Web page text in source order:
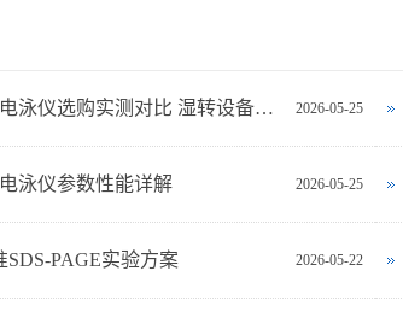
2026-05-25
DYCZ-40G 转印电泳仪选购实测对比 湿转设备怎么选不踩坑
2026-05-25
泳仪参数性能详解
2026-05-22
PAGE实验方案